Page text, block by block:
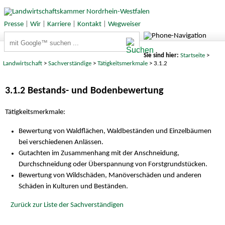
Presse| Wir| Karriere| Kontakt| Wegweiser
Sie sind hier: Startseite>
Landwirtschaft >Sachverständige >Tätigkeitsmerkmale > 3.1.2
3.1.2 Bestands- und Bodenbewertung
Tätigkeitsmerkmale:
Bewertung von Waldflächen, Waldbeständen und Einzelbäumen
bei verschiedenen Anlässen.
Gutachten im Zusammenhang mit der Anschneidung,
Durchschneidung oder Überspannung von Forstgrundstücken.
Bewertung von Wildschäden, Manöverschäden und anderen
Schäden in Kulturen und Beständen.
Zurück zur Liste der Sachverständigen